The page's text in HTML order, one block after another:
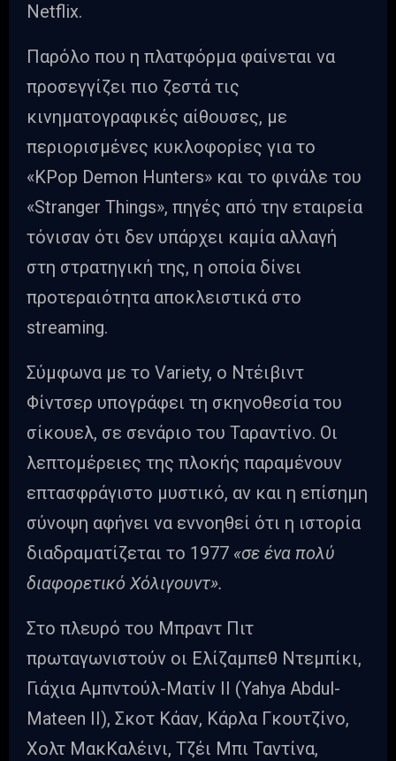
Netflix.
Παρόλο που η πλατφόρμα φαίνεται να
προσεγγίζει πιο ζεστά τις
κινηματογραφικές αίθουσες, με
περιορισμένες κυκλοφορίες για το
«KPop Demon Hunters» και το φινάλε του
«Stranger Things», πηγές από την εταιρεία
τόνισαν ότι δεν υπάρχει καμία αλλαγή
στη στρατηγική της, η οποία δίνει
προτεραιότητα αποκλειστικά στο
streaming.
Σύμφωνα με το Variety, o Ντέιβιντ
Φίντσερ υπογράφει τη σκηνοθεσία του
σίκουελ, σε σενάριο του Ταραντίνο. Οι
λεπτομέρειες της πλοκής παραμένουν
επτασφράγιστο μυστικό, αν και η επίσημη
σύνοψη αφήνει να εννοηθεί ότι η ιστορία
διαδραματίζεται το 1977 «σε ένα πολύ
διαφορετικό Χόλιγουντ».
Στο πλευρό του Μπραντ Πιτ
πρωταγωνιστούν οι Ελίζαμπεθ Ντεμπίκι,
Γιάχια Αμπντούλ-Ματίν ΙΙ (Yahya Abdul-
Mateen II), Σκοτ Κάαν, Κάρλα Γκουτζίνο,
Χολτ ΜακΚαλέινι, Τζέι Μπι Ταντίνα,